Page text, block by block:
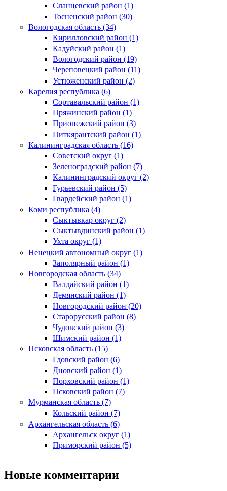
Сланцевский район (1)
Тосненский район (30)
Вологодская область (34)
Кирилловский район (1)
Кадуйский район (1)
Вологодский район (19)
Череповецкий район (11)
Устюженский район (2)
Карелия республика (6)
Сортавальский район (1)
Пряжинский район (1)
Прионежский район (3)
Питкярантский район (1)
Калининградская область (16)
Советский округ (1)
Зеленоградский район (7)
Калининградский округ (2)
Гурьевский район (5)
Гвардейский район (1)
Коми республика (4)
Сыктывкар округ (2)
Сыктывдинский район (1)
Ухта округ (1)
Ненецкий автономный округ (1)
Заполярный район (1)
Новгородская область (34)
Валдайский район (1)
Демянский район (1)
Новгородский район (20)
Старорусский район (8)
Чудовский район (3)
Шимский район (1)
Псковская область (15)
Гдовский район (6)
Дновский район (1)
Порховский район (1)
Псковский район (7)
Мурманская область (7)
Кольский район (7)
Архангельская область (6)
Архангельск округ (1)
Приморский район (5)
Новые комментарии